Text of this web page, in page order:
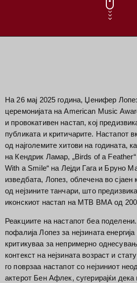
На 26 мај 2025 година, Џенифер
церемонијата на American Music
и провокативен настап, кој
публиката и критичарите. Настапот
од најголемите хитови на годината,
на Кендрик Ламар, „Birds of a
With a Smile“ на Лејди Гага и Бруно
изведбата, Лопез, облечена во сјаен
од нејзините танчари, што
иконскиот настап на МТВ ВМА од
Реакциите на настапот беа поделени.
пофалија Лопез за нејзината
критикуваа за непримерно
контекст на нејзината возраст и
го поврзаа настапот со нејзиниот
актерот Бен Афлек, сугерирајќи